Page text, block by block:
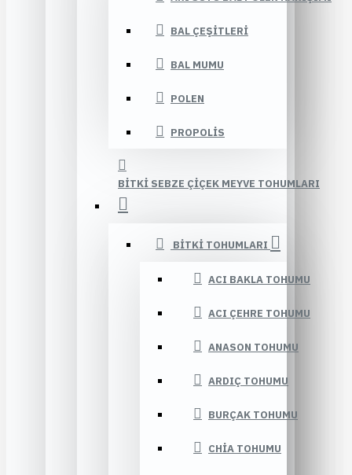
BAL ÇEŞITLERI
BAL MUMU
POLEN
PROPOLIS
BITKI SEBZE ÇIÇEK MEYVE TOHUMLARI
BITKI TOHUMLARI
ACI BAKLA TOHUMU
ACI ÇEHRE TOHUMU
ANASON TOHUMU
ARDIÇ TOHUMU
BURÇAK TOHUMU
CHIA TOHUMU